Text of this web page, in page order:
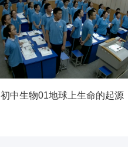
初中生物01地球上生命的起源